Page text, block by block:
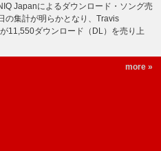
Japanによるダウンロード・ソング売
の集計が明らかとなり、Travis
11,550ダウンロード（DL）を売り上
more »